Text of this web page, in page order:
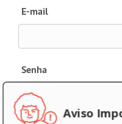
E-mail
Senha
Aviso